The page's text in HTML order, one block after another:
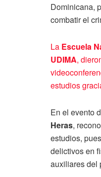
Dominicana,
combatir el
La Escuela
UDIMA,
estudios
En el evento
Heras,
estudios,
delictivos en
auxiliares del